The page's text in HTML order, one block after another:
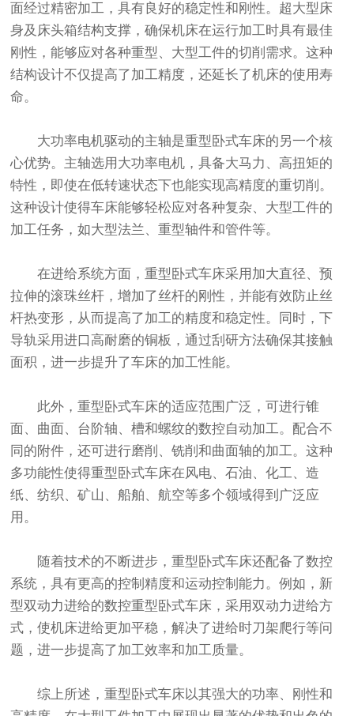
面经过精密加工，具有良好的稳定性和刚性。超大型床
身及床头箱结构支撑，确保机床在运行加工时具有最佳
刚性，能够应对各种重型、大型工件的切削需求。这种
结构设计不仅提高了加工精度，还延长了机床的使用寿
命。
大功率电机驱动的主轴是重型卧式车床的另一个核
心优势。主轴选用大功率电机，具备大马力、高扭矩的
特性，即使在低转速状态下也能实现高精度的重切削。
这种设计使得车床能够轻松应对各种复杂、大型工件的
加工任务，如大型法兰、重型轴件和管件等。
在进给系统方面，重型卧式车床采用加大直径、预
拉伸的滚珠丝杆，增加了丝杆的刚性，并能有效防止丝
杆热变形，从而提高了加工的精度和稳定性。同时，下
导轨采用进口高耐磨的铜板，通过刮研方法确保其接触
面积，进一步提升了车床的加工性能。
此外，重型卧式车床的适应范围广泛，可进行锥
面、曲面、台阶轴、槽和螺纹的数控自动加工。配合不
同的附件，还可进行磨削、铣削和曲面轴的加工。这种
多功能性使得重型卧式车床在风电、石油、化工、造
纸、纺织、矿山、船舶、航空等多个领域得到广泛应
用。
随着技术的不断进步，重型卧式车床还配备了数控
系统，具有更高的控制精度和运动控制能力。例如，新
型双动力进给的数控重型卧式车床，采用双动力进给方
式，使机床进给更加平稳，解决了进给时刀架爬行等问
题，进一步提高了加工效率和加工质量。
综上所述，重型卧式车床以其强大的功率、刚性和